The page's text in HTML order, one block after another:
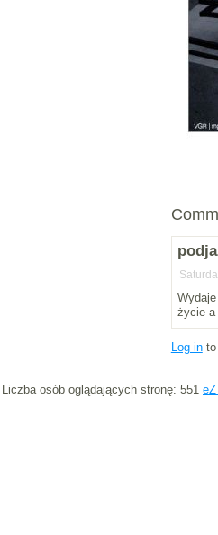
życie a
Log into
Liczba osób oglądających stronę: 551